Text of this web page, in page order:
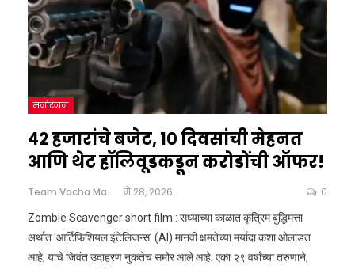
मनोरंजन
४२ हजारांचे बजेट, १० दिवसांची मेहनत
आणि थेट हॉलिवूडकडून करोडोंची ऑफर!
Team Vacha Marathi मे 28, 2026 0
Zombie Scavenger short film : सध्याच्या काळात कृत्रिम बुद्धिमत्ता
अर्थात 'आर्टिफिशियल इंटेलिजन्स' (AI) मानवी क्षमतेच्या मर्यादा कशा ओलांडत
आहे, याचे जिवंत उदाहरण नुकतेच समोर आले आहे. एका २९ वर्षांच्या तरुणाने,